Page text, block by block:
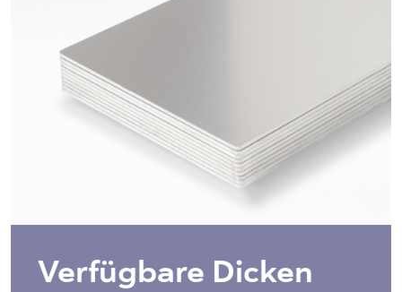
Verfügbare Dicken